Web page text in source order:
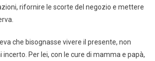
rifornire le scorte del negozio e mettere
che bisognasse vivere il presente, non
Per lei, con le cure di mamma e papà,